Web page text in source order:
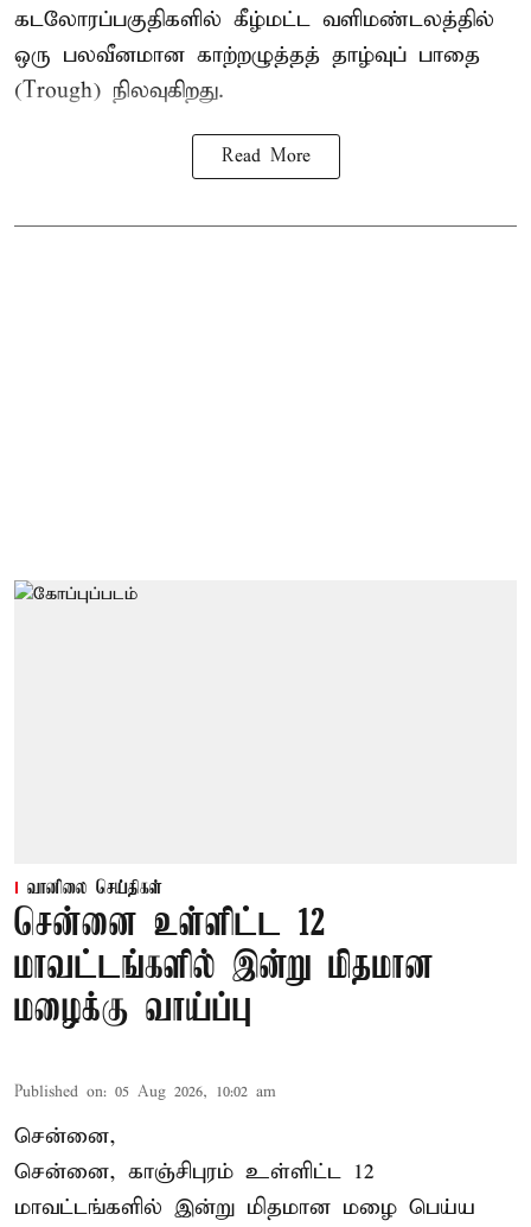
கடலோரப்பகுதிகளில் கீழ்மட்ட வளிமண்டலத்தில்
ஒரு பலவீனமான காற்றழுத்தத் தாழ்வுப் பாதை
(Trough) நிலவுகிறது.
Read More
வானிலை செய்திகள்
சென்னை உள்ளிட்ட 12
மாவட்டங்களில் இன்று மிதமான
மழைக்கு வாய்ப்பு
Published on: 05 Aug 2026, 10:02 am
சென்னை,
சென்னை, காஞ்சிபுரம் உள்ளிட்ட 12
மாவட்டங்களில் இன்று மிதமான மழை பெய்ய